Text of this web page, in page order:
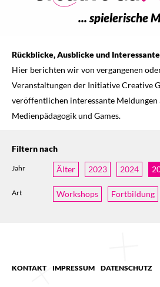
... spielerische
Rückblicke, Ausblicke und
Hier berichten wir von vergangenen
Veranstaltungen der Initiative Creative
veröffentlichen interessante Meldungen
Medienpädagogik und Games.
Filtern nach
Jahr Älter 2023 2024
Art Workshops Fortbildung
KONTAKT IMPRESSUM DATENSCHUTZ